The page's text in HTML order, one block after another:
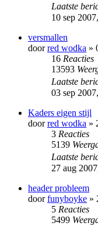
Laatste
10 sep
versmallen
doorred wodka »
16 Reacties
13593
Laatste
03 sep
Kaders eigen stijl
doorred wodka »
3 Reacties
5139
Laatste
27 aug
header probleem
doorfunyboyke »
5 Reacties
5499